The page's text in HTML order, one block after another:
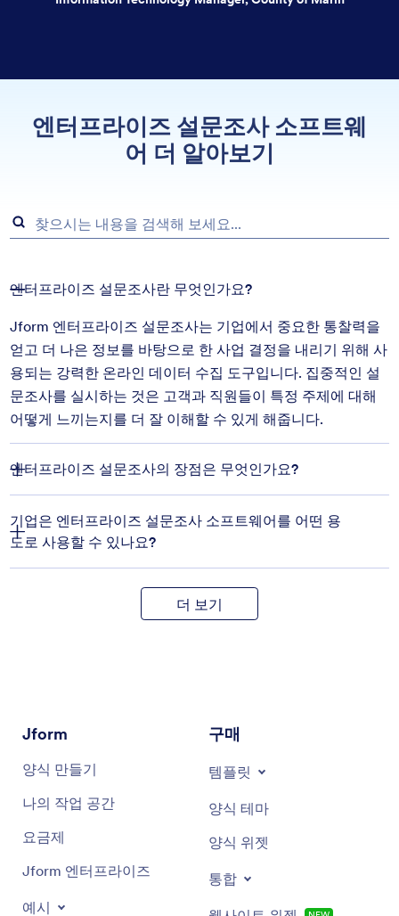
엔터프라이즈 설문조사 소프트웨
어 더 알아보기
엔터프라이즈 설문조사란 무엇인가요?
Jform 엔터프라이즈 설문조사는 기업에서 중요한 통찰력을
얻고 더 나은 정보를 바탕으로 한 사업 결정을 내리기 위해 사
용되는 강력한 온라인 데이터 수집 도구입니다. 집중적인 설
문조사를 실시하는 것은 고객과 직원들이 특정 주제에 대해
어떻게 느끼는지를 더 잘 이해할 수 있게 해줍니다.
엔터프라이즈 설문조사의 장점은 무엇인가요?
기업은 엔터프라이즈 설문조사 소프트웨어를 어떤 용
도로 사용할 수 있나요?
더 보기
Jform
양식 만들기
나의 작업 공간
요금제
Jform 엔터프라이즈
예시
구매
템플릿
양식 테마
양식 위젯
통합